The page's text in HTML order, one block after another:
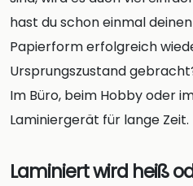
hast du schon einmal
Papierform erfolgreich
Ursprungszustand
Im Büro, beim Hobby oder
Laminiergerät für lange Zeit.
Laminiert wird heiß